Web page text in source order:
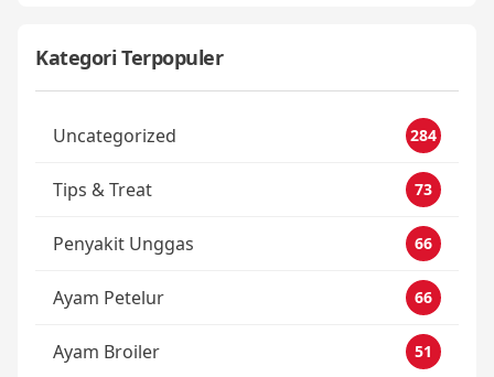
Kategori Terpopuler
Uncategorized 284
Tips & Treat 73
Penyakit Unggas 66
Ayam Petelur 66
Ayam Broiler 51